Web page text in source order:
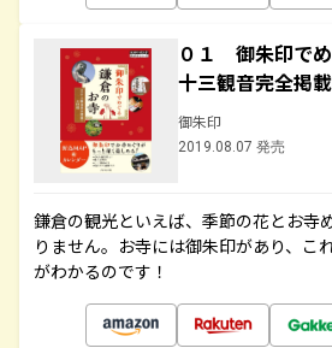
０１ 御朱印で
十三観音完全掲
御朱印
2019.08.07 発売
鎌倉の観光といえば、季節の花とお寺
りません。お寺には御朱印があり、こ
がわかるのです！